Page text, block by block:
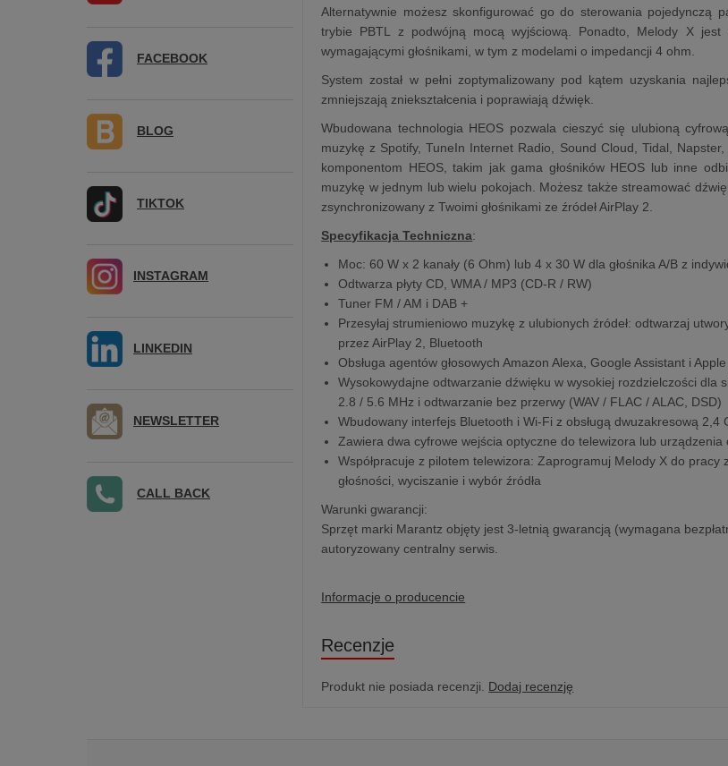
Alternatywnie możesz skonfigurować go do sterowania pojedynczą
trybie PBTL z podwójną mocą wyjściową. Ponadto, Melody X
wymagającymi głośnikami, w tym z modelami o impedancji 4 ohm.
System został w pełni zoptymalizowany pod kątem uzyskania
zmniejszają zniekształcenia i poprawiają dźwięk.
Wbudowana technologia HEOS pozwala cieszyć się ulubioną
muzykę z Spotify, TuneIn Internet Radio, Sound Cloud, Tidal,
komponentom HEOS, takim jak gama głośników HEOS lub inne
muzykę w jednym lub wielu pokojach. Możesz także streamować
zsynchronizowany z Twoimi głośnikami ze źródeł AirPlay 2.
Specyfikacja Techniczna:
Moc: 60 W x 2 kanały (6 Ohm) lub 4 x 30 W dla głośnika A/B z
Odtwarza płyty CD, WMA / MP3 (CD-R / RW)
Tuner FM / AM i DAB +
Przesyłaj strumieniowo muzykę z ulubionych źródeł: odtwarzaj
przez AirPlay 2, Bluetooth
Obsługa agentów głosowych Amazon Alexa, Google Assistant i
Wysokowydajne odtwarzanie dźwięku w wysokiej rozdzielczości dla
2.8 / 5.6 MHz i odtwarzanie bez przerwy (WAV / FLAC / ALAC, DSD)
Wbudowany interfejs Bluetooth i Wi-Fi z obsługą dwuzakresową 2,4
Zawiera dwa cyfrowe wejścia optyczne do telewizora lub urządzenia
Współpracuje z pilotem telewizora: Zaprogramuj Melody X do pracy
głośności, wyciszanie i wybór źródła
Warunki gwarancji:
Sprzęt marki Marantz objęty jest 3-letnią gwarancją (wymagana
autoryzowany centralny serwis.
Informacje o producencie
Recenzje
Produkt nie posiada recenzji. Dodaj recenzję
FACEBOOK
BLOG
TIKTOK
INSTAGRAM
LINKEDIN
NEWSLETTER
CALL BACK